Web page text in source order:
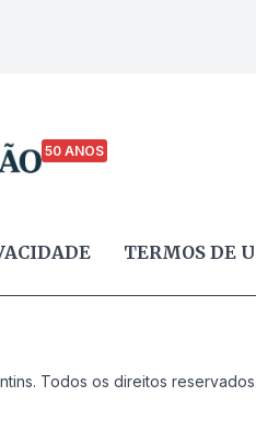
50 ANOS
TERMOS DE
Todos os direitos reservados.